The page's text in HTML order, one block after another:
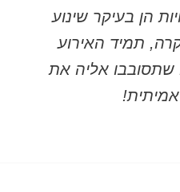
הן בעיקר שינוע
תמיד האירוע
שתסובבו אליה את